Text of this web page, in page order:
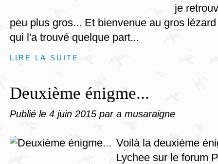
je
peu plus gros... Et bienvenue au gros
qui l'a trouvé quelque part...
LIRE LA SUITE
Deuxième énigme...
Publié le 4 juin 2015 par a musaraigne
Voilà la deuxième
Lychee sur le forum